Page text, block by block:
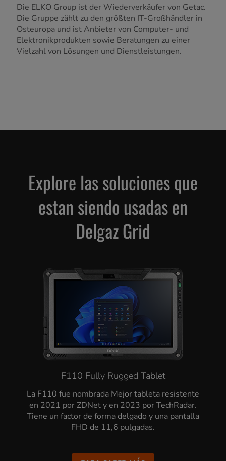
Die ELKO Group ist der Wiederverkäufer von Getac.
Die Gruppe zählt zu den größten IT-Großhändler in
Osteuropa und ist Anbieter von Computer- und
Elektronikprodukten sowie Beratungen zu einer
Vielzahl von Lösungen und Dienstleistungen.
Explore las soluciones que
estan siendo usadas en
Delgaz Grid
F110 Fully Rugged Tablet
La F110 fue nombrada Mejor tableta resistente
en 2021 por ZDNet y en 2023 por TechRadar.
Tiene un factor de forma delgado y una pantalla
FHD de 11,6 pulgadas.